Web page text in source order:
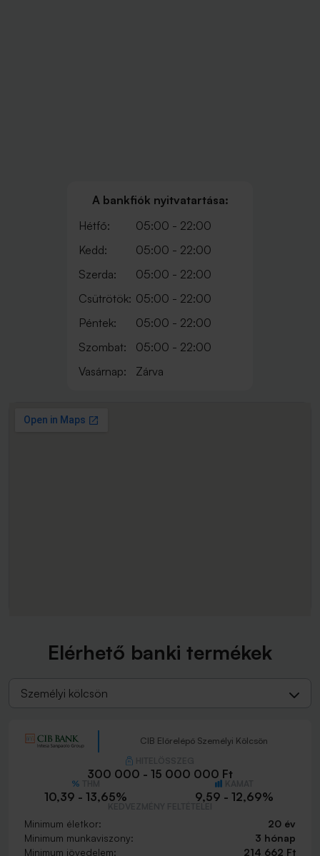
A bankfiók nyitvatartása:
Hétfő:
05:00 - 22:00
Kedd:
05:00 - 22:00
Szerda:
05:00 - 22:00
Csütrötök: 05:00 - 22:00
Péntek:
05:00 - 22:00
Szombat:
05:00 - 22:00
Vasárnap:
Zárva
Elérhető banki termékek
Személyi kölcsön
CIB Előrelépő Személyi Kölcsön
300 000 - 15 000 000 Ft
10,39 - 13,65% 9,59 - 12,69%
Minimum életkor:
20 év
Minimum munkaviszony:
3 hónap
Minimum jövedelem:
214 662 Ft